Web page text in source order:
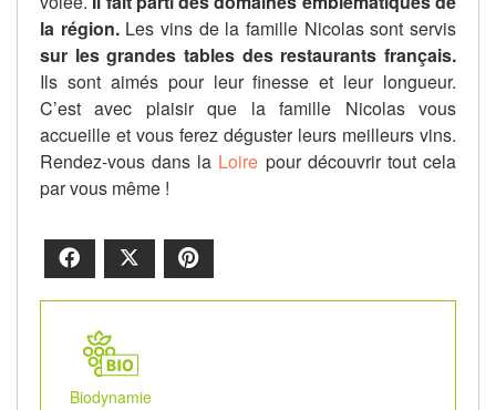
la région.Les vins de la famille Nicolas sont servis
sur les grandes tables des restaurants français.
Ils sont aimés pour leur finesse et leur longueur.
C’est avec plaisir que la famille Nicolas vous
accueille et vous ferez déguster leurs meilleurs vins.
Rendez-vous dans la Loire pour découvrir tout cela
par vous même !
Facebook
Biodynamie